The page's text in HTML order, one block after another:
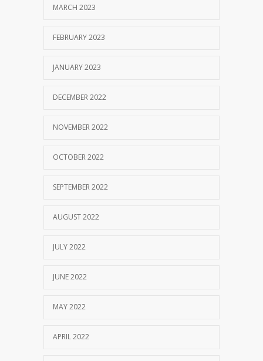
MARCH 2023
FEBRUARY 2023
JANUARY 2023
DECEMBER 2022
NOVEMBER 2022
OCTOBER 2022
SEPTEMBER 2022
AUGUST 2022
JULY 2022
JUNE 2022
MAY 2022
APRIL 2022